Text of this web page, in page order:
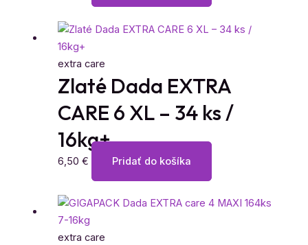
extra care
Zlaté Dada EXTRA
CARE 6 XL – 34 ks /
16kg+
6,50 € Pridať do košíka
extra care